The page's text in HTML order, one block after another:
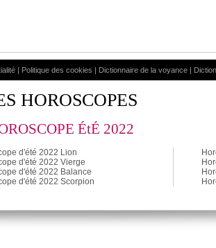
| Politique des cookies | Dictionnaire de la voyance|
HOROSCOPES
ÉtÉ 2022
d'été 2022 Lion
d'été 2022 Vierge
d'été 2022 Balance
d'été 2022 Scorpion
avec les réglementations. Personnalisez